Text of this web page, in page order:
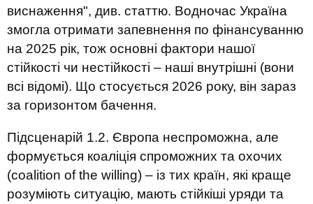
виснаження", див. статтю. Водночас Україна
змогла отримати запевнення по фінансуванню
на 2025 рік, тож основні фактори нашої
стійкості чи нестійкості – наші внутрішні (вони
всі відомі). Що стосується 2026 року, він зараз
за горизонтом бачення.
Підсценарій 1.2. Європа неспроможна, але
формується коаліція спроможних та охочих
(coalition of the willing) – із тих країн, які краще
розуміють ситуацію, мають стійкіші уряди та